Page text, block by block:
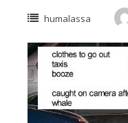
humalassa